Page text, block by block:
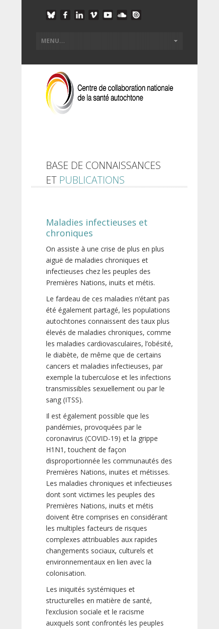
BASE DE CONNAISSANCES
ET PUBLICATIONS
Maladies infectieuses et
chroniques
On assiste à une crise de plus en plus
aiguë de maladies chroniques et
infectieuses chez les peuples des
Premières Nations, inuits et métis.
Le fardeau de ces maladies n’étant pas
été également partagé, les populations
autochtones connaissent des taux plus
élevés de maladies chroniques, comme
les maladies cardiovasculaires, l’obésité,
le diabète, de même que de certains
cancers et maladies infectieuses, par
exemple la tuberculose et les infections
transmissibles sexuellement ou par le
sang (ITSS).
Il est également possible que les
pandémies, provoquées par le
coronavirus (COVID-19) et la grippe
H1N1, touchent de façon
disproportionnée les communautés des
Premières Nations, inuites et métisses.
Les maladies chroniques et infectieuses
dont sont victimes les peuples des
Premières Nations, inuits et métis
doivent être comprises en considérant
les multiples facteurs de risques
complexes attribuables aux rapides
changements sociaux, culturels et
environnementaux en lien avec la
colonisation.
Les iniquités systémiques et
structurelles en matière de santé,
l’exclusion sociale et le racisme
auxquels sont confrontés les peuples